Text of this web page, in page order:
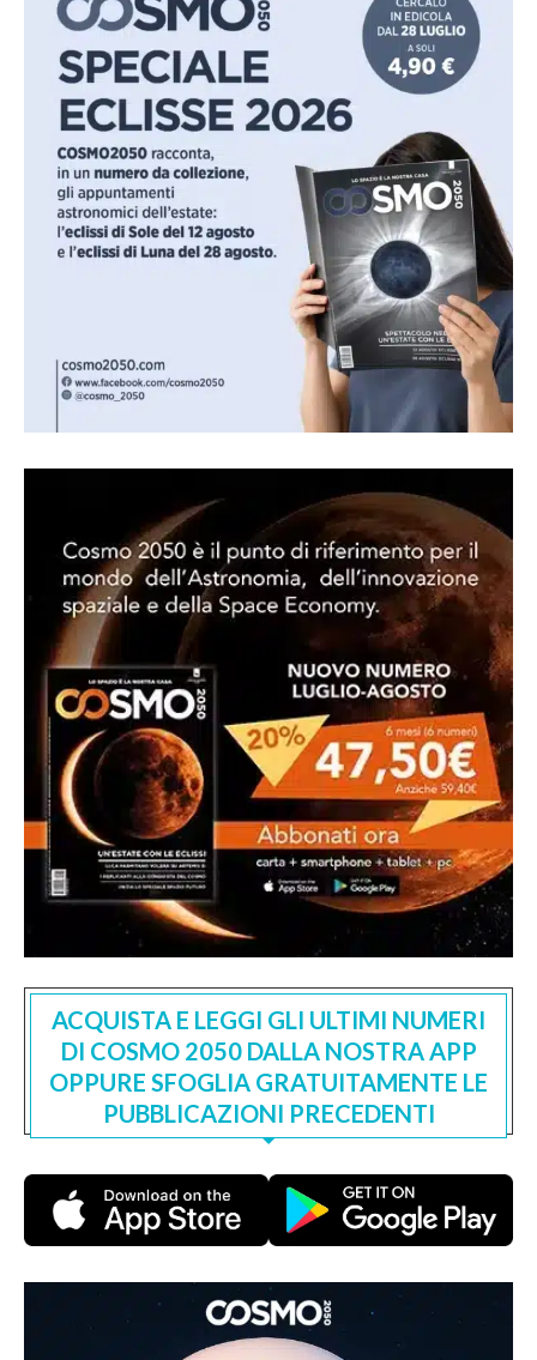
ACQUISTA E LEGGI GLI ULTIMI NUMERI
DI COSMO 2050 DALLA NOSTRA APP
OPPURE SFOGLIA GRATUITAMENTE LE
PUBBLICAZIONI PRECEDENTI